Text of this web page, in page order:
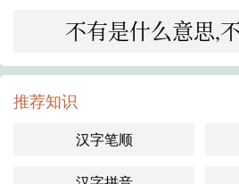
不有是什么意思,
推荐知识
汉字笔顺